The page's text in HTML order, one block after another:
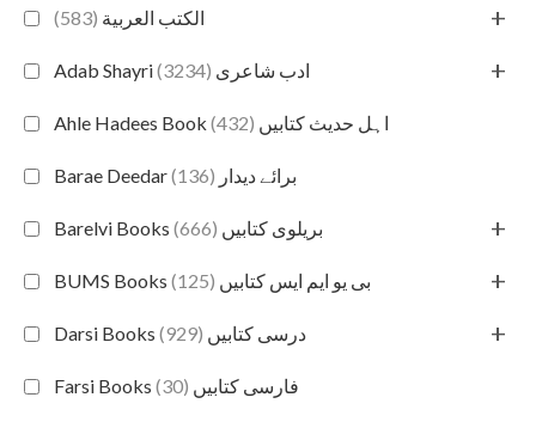
الكتب العربية (583) +
Adab Shayri ادب شاعری (3234) +
Ahle Hadees Book اہل حدیث کتابیں (432)
Barae Deedar برائے دیدار (136)
Barelvi Books بریلوی کتابیں (666) +
BUMS Books بی یو ایم ایس کتابیں (125) +
Darsi Books درسی کتابیں (929) +
Farsi Books فارسی کتابیں (30)